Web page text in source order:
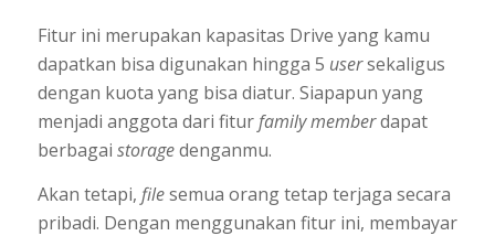
Fitur ini merupakan kapasitas Drive yang kamu
dapatkan bisa digunakan hingga 5 usersekaligus
dengan kuota yang bisa diatur. Siapapun yang
menjadi anggota dari fiturfamily memberdapat
berbagai storagedenganmu.
Akan tetapi, filesemua orang tetap terjaga secara
pribadi. Dengan menggunakan fitur ini, membayar